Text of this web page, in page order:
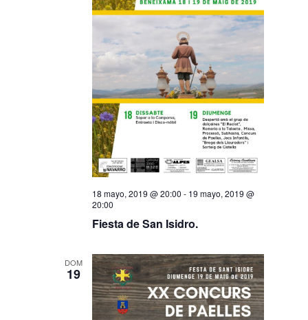
Fiesta de San Isidro.
18 mayo, 2019 @ 20:00 - 19 mayo, 2019 @
20:00
DOM
19